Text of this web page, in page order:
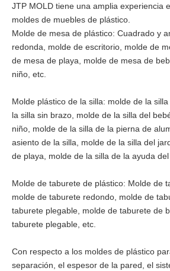
JTP MOLD tiene una amplia experiencia
moldes de muebles de plástico.
Molde de mesa de plástico: Cuadrado y
redonda, molde de escritorio, molde de
de mesa de playa, molde de mesa de
niño, etc.
Molde plástico de la silla: molde de la
la silla sin brazo, molde de la silla del
niño, molde de la silla de la pierna de
asiento de la silla, molde de la silla del
de playa, molde de la silla de la ayuda del
Molde de taburete de plástico: Molde de
molde de taburete redondo, molde de
taburete plegable, molde de taburete de
taburete plegable, etc.
Con respecto a los moldes de plástico
separación, el espesor de la pared, el